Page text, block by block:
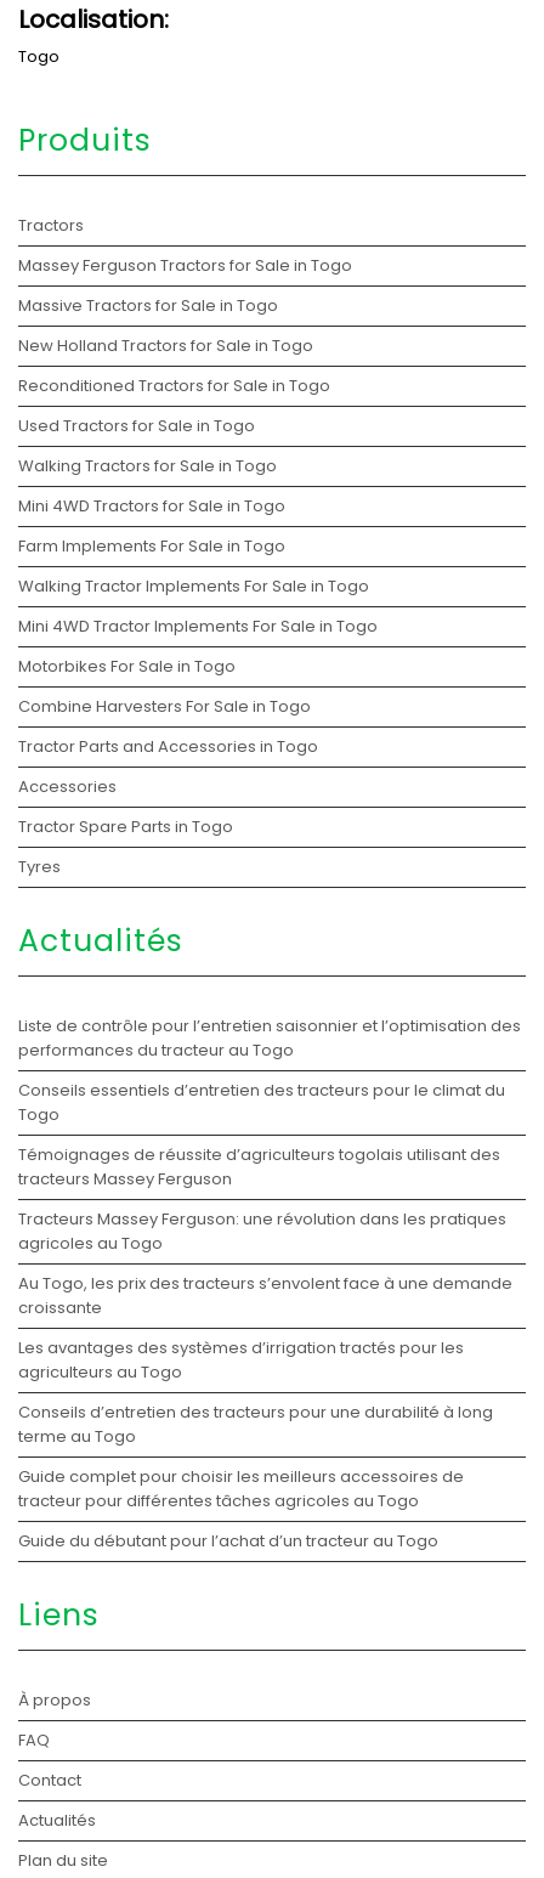
Localisation:
Togo
Produits
Tractors
Massey Ferguson Tractors for Sale in Togo
Massive Tractors for Sale in Togo
New Holland Tractors for Sale in Togo
Reconditioned Tractors for Sale in Togo
Used Tractors for Sale in Togo
Walking Tractors for Sale in Togo
Mini 4WD Tractors for Sale in Togo
Farm Implements For Sale in Togo
Walking Tractor Implements For Sale in Togo
Mini 4WD Tractor Implements For Sale in Togo
Motorbikes For Sale in Togo
Combine Harvesters For Sale in Togo
Tractor Parts and Accessories in Togo
Accessories
Tractor Spare Parts in Togo
Tyres
Actualités
Liste de contrôle pour l’entretien saisonnier et l’optimisation des
performances du tracteur au Togo
Conseils essentiels d’entretien des tracteurs pour le climat du
Togo
Témoignages de réussite d’agriculteurs togolais utilisant des
tracteurs Massey Ferguson
Tracteurs Massey Ferguson: une révolution dans les pratiques
agricoles au Togo
Au Togo, les prix des tracteurs s’envolent face à une demande
croissante
Les avantages des systèmes d’irrigation tractés pour les
agriculteurs au Togo
Conseils d’entretien des tracteurs pour une durabilité à long
terme au Togo
Guide complet pour choisir les meilleurs accessoires de
tracteur pour différentes tâches agricoles au Togo
Guide du débutant pour l’achat d’un tracteur au Togo
Liens
À propos
FAQ
Contact
Actualités
Plan du site